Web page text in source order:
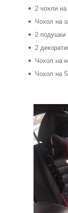
2 чохли на
Чохол на
2 подушки
2
Чохол на
Чохол на